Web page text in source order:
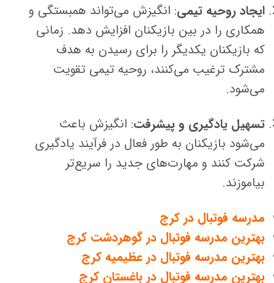
ایجاد روحیه تیمی: انگیزش می‌تواند همبستگی و
همکاری را در بین بازیکنان افزایش دهد. زمانی
که بازیکنان یکدیگر را برای رسیدن به هدف
مشترک ترغیب می‌کنند، روحیه تیمی تقویت
می‌شود.
تسهیل یادگیری و پیشرفت: انگیزش باعث
می‌شود بازیکنان به طور فعال در فرآیند یادگیری
شرکت کنند و مهارت‌های جدید را سریع‌تر
بیاموزند.
مدرسه فوتبال در کرج
بهترین مدرسه فوتبال در گوهردشت کرج
بهترین مدرسه فوتبال در عظیمیه کرج
بهترین مدرسه فوتبال در باغستان کرج